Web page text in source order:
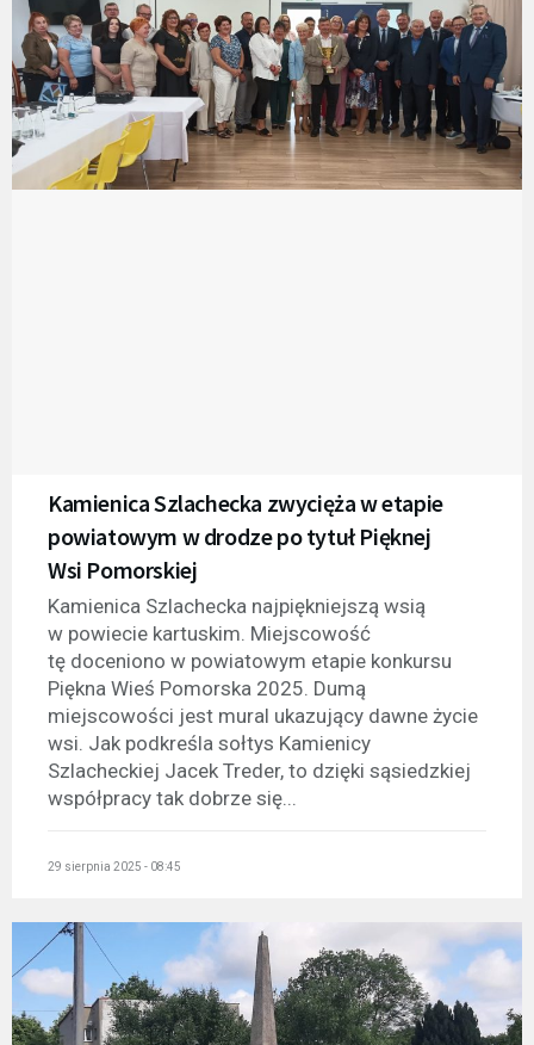
Kamienica Szlachecka zwycięża w etapie
powiatowym w drodze po tytuł Pięknej
Wsi Pomorskiej
Kamienica Szlachecka najpiękniejszą wsią
w powiecie kartuskim. Miejscowość
tę doceniono w powiatowym etapie konkursu
Piękna Wieś Pomorska 2025. Dumą
miejscowości jest mural ukazujący dawne życie
wsi. Jak podkreśla sołtys Kamienicy
Szlacheckiej Jacek Treder, to dzięki sąsiedzkiej
współpracy tak dobrze się...
29 sierpnia 2025 - 08:45